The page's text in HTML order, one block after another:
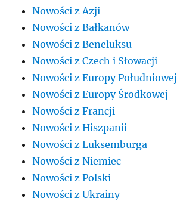
Nowości z Azji
Nowości z Bałkanów
Nowości z Beneluksu
Nowości z Czech i Słowacji
Nowości z Europy Południowej
Nowości z Europy Środkowej
Nowości z Francji
Nowości z Hiszpanii
Nowości z Luksemburga
Nowości z Niemiec
Nowości z Polski
Nowości z Ukrainy